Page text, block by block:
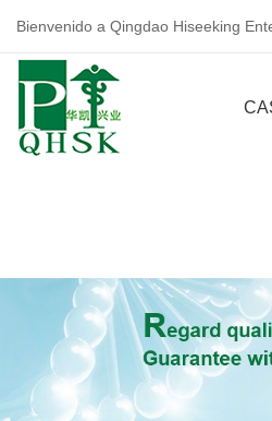
Bienvenido a Qingdao Hiseeking